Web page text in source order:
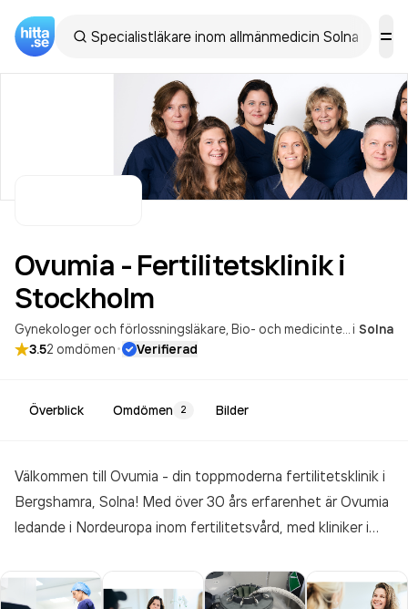
Ovumia - Fertilitetsklinik i
Stockholm
Gynekologer och förlossningsläkare Bio- och medicinteknik i Solna
3.52 omdömen· Verifierad
Överblick Omdömen 2 Bilder
Välkommen till Ovumia - din toppmoderna fertilitetsklinik i
Bergshamra, Solna! Med över 30 års erfarenhet är Ovumia
ledande i Nordeuropa inom fertilitetsvård, med kliniker i
behandlingar av högsta kvalitet. Ovumia är pionjärer inom
embryodiagnostik, embryoforskning och assisterad